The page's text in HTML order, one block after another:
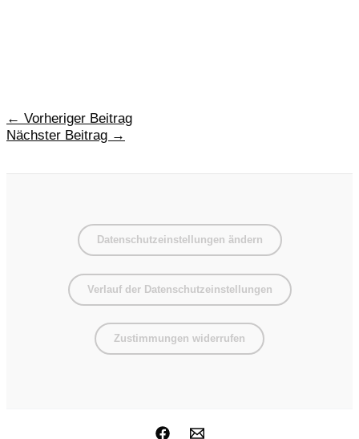
Beitragsnavigation
← Vorheriger Beitrag
Nächster Beitrag →
Datenschutzeinstellungen ändern
Verlauf der Datenschutzeinstellungen
Zustimmungen widerrufen